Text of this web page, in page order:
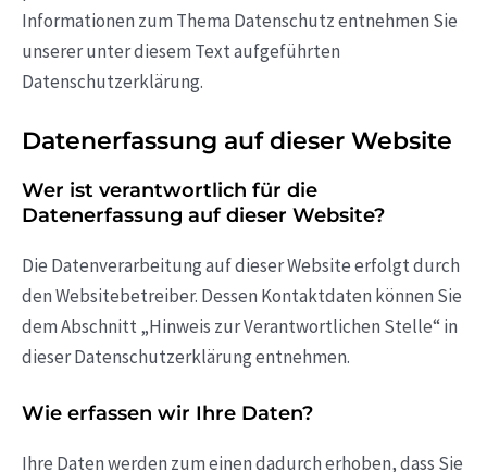
Informationen zum Thema Datenschutz entnehmen Sie
unserer unter diesem Text aufgeführten
Datenschutzerklärung.
Datenerfassung auf dieser Website
Wer ist verantwortlich für die
Datenerfassung auf dieser Website?
Die Datenverarbeitung auf dieser Website erfolgt durch
den Websitebetreiber. Dessen Kontaktdaten können Sie
dem Abschnitt „Hinweis zur Verantwortlichen Stelle“ in
dieser Datenschutzerklärung entnehmen.
Wie erfassen wir Ihre Daten?
Ihre Daten werden zum einen dadurch erhoben, dass Sie